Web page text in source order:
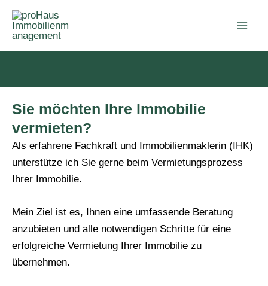
Zum
Inhalt
springen
Sie möchten Ihre Immobilie
vermieten?
Als erfahrene Fachkraft und Immobilienmaklerin (IHK)
unterstütze ich Sie gerne beim Vermietungsprozess
Ihrer Immobilie.
Mein Ziel ist es, Ihnen eine umfassende Beratung
anzubieten und alle notwendigen Schritte für eine
erfolgreiche Vermietung Ihrer Immobilie zu
übernehmen.